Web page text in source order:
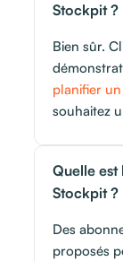
Stockpit ?
Bien sûr.
planifier
souhaitez
Quelle est
Stockpit ?
Des
proposés